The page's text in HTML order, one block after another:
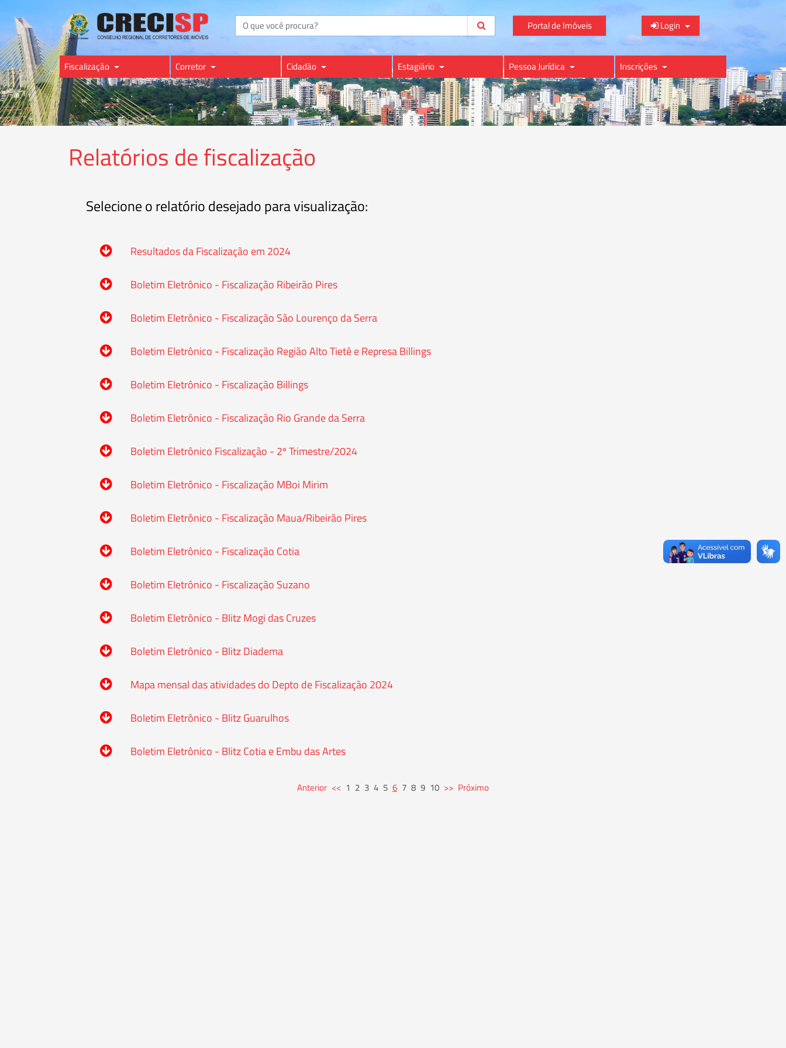
Buscar Portal de Imóveis Login
Fiscalização Corretor Cidadão Estagiário Pessoa Jurídica Inscrições
Relatórios de fiscalização
Selecione o relatório desejado para visualização:
Resultados da Fiscalização em 2024
Boletim Eletrônico - Fiscalização Ribeirão Pires
Boletim Eletrônico - Fiscalização São Lourenço da Serra
Boletim Eletrônico - Fiscalização Região Alto Tietê e Represa Billings
Boletim Eletrônico - Fiscalização Billings
Boletim Eletrônico - Fiscalização Rio Grande da Serra
Boletim Eletrônico Fiscalização - 2º Trimestre/2024
Boletim Eletrônico - Fiscalização MBoi Mirim
Boletim Eletrônico - Fiscalização Maua/Ribeirão Pires
Boletim Eletrônico - Fiscalização Cotia
Boletim Eletrônico - Fiscalização Suzano
Boletim Eletrônico - Blitz Mogi das Cruzes
Boletim Eletrônico - Blitz Diadema
Mapa mensal das atividades do Depto de Fiscalização 2024
Boletim Eletrônico - Blitz Guarulhos
Boletim Eletrônico - Blitz Cotia e Embu das Artes
Anterior << 1 2 3 4 5 6 7 8 9 10 >> Próximo